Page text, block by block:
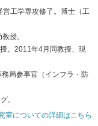
工学専攻修了。博士（工
授。
。2011年4月同教授、現
局参事官（インフラ・防
。
室についての詳細はこちら